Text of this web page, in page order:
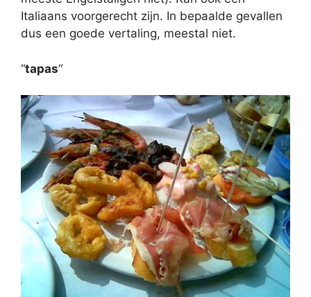
Italiaans voorgerecht zijn. In bepaalde gevallen
dus een goede vertaling, meestal niet.
“tapas“